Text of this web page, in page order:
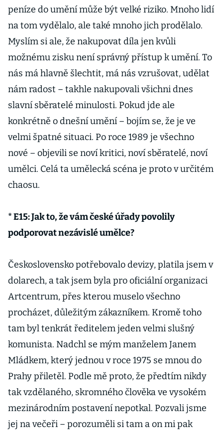
peníze do umění může být velké riziko. Mnoho lidí
na tom vydělalo, ale také mnoho jich prodělalo.
Myslím si ale, že nakupovat díla jen kvůli
možnému zisku není správný přístup k umění. To
nás má hlavně šlechtit, má nás vzrušovat, udělat
nám radost – takhle nakupovali všichni dnes
slavní sběratelé minulosti. Pokud jde ale
konkrétně o dnešní umění – bojím se, že je ve
velmi špatné situaci. Po roce 1989 je všechno
nové – objevili se noví kritici, noví sběratelé, noví
umělci. Celá ta umělecká scéna je proto v určitém
chaosu.
* E15: Jak to, že vám české úřady povolily
podporovat nezávislé umělce?
Československo potřebovalo devizy, platila jsem v
dolarech, a tak jsem byla pro oficiální organizaci
Artcentrum, přes kterou muselo všechno
procházet, důležitým zákazníkem. Kromě toho
tam byl tenkrát ředitelem jeden velmi slušný
komunista. Nadchl se mým manželem Janem
Mládkem, který jednou v roce 1975 se mnou do
Prahy přiletěl. Podle mě proto, že předtím nikdy
tak vzdělaného, skromného člověka ve vysokém
mezinárodním postavení nepotkal. Pozvali jsme
jej na večeři – porozuměli si tam a on mi pak